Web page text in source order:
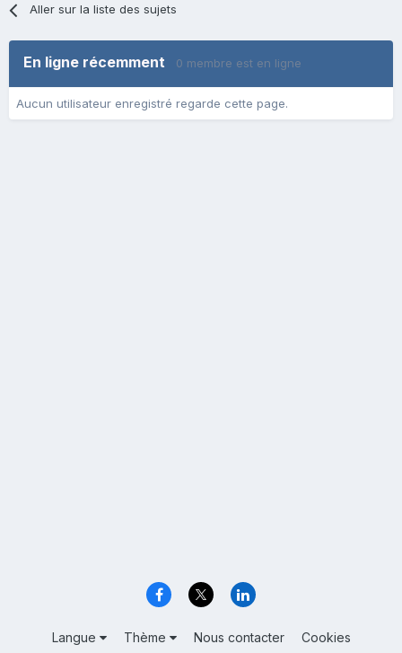
Aller sur la liste des sujets
En ligne récemment 0 membre est en ligne
Aucun utilisateur enregistré regarde cette page.
Langue Thème Nous contacter Cookies